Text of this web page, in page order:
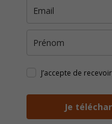
J’accepte de
Je